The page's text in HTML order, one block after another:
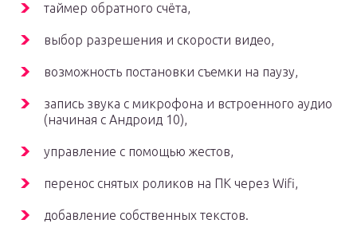
таймер обратного счёта,
выбор разрешения и скорости видео,
возможность постановки съемки на паузу,
запись звука с микрофона и встроенного аудио
(начиная с Андроид 10),
управление с помощью жестов,
перенос снятых роликов на ПК через Wifi,
добавление собственных текстов.